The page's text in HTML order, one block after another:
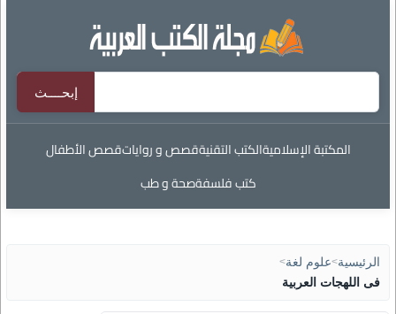
المكتبة الإسلاميةالكتب التقنيةقصص و رواياتقصص الأطفال
كتب فلسفةصحة و طب
الرئيسية>علوم لغة>
فى اللهجات العربية